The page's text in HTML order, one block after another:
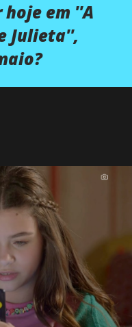
hoje em ''A
Julieta'',